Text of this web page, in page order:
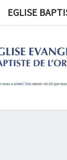
EGLISE